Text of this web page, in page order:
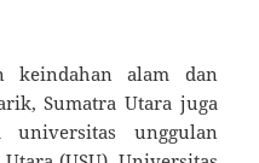
keindahan alam dan
Sumatra Utara juga
universitas unggulan